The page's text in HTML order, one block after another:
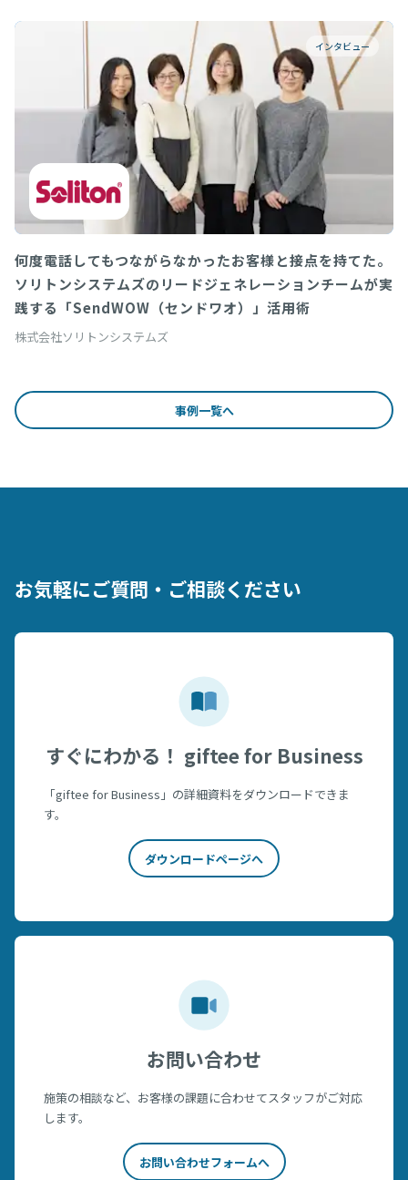
インタビュー
何度電話してもつながらなかったお客様と接点を持てた。
ソリトンシステムズのリードジェネレーションチームが実
践する「SendWOW（センドワオ）」活用術
株式会社ソリトンシステムズ
事例一覧へ
お気軽にご質問・ご相談ください
すぐにわかる！ giftee for Business
「giftee for Business」の詳細資料をダウンロードできま
す。
ダウンロードページへ
お問い合わせ
施策の相談など、お客様の課題に合わせてスタッフがご対応
します。
お問い合わせフォームへ